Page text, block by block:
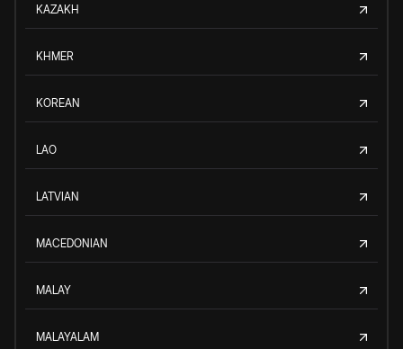
KAZAKH
KHMER
KOREAN
LAO
LATVIAN
MACEDONIAN
MALAY
MALAYALAM